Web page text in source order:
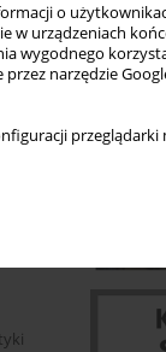
o
w urządzeniach
wygodnego
narzędzie
przeglądarki